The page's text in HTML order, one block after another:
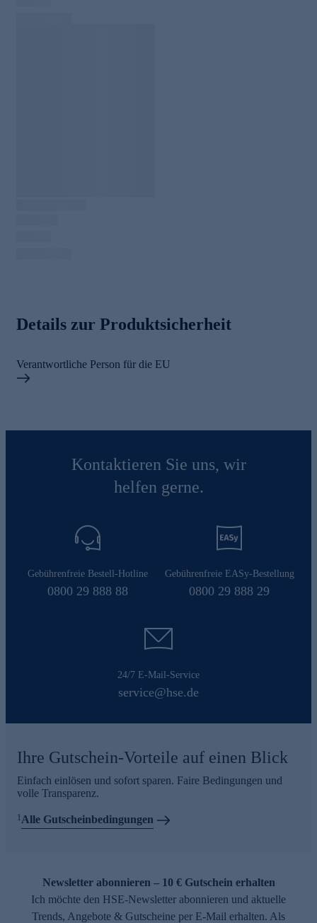
Details zur Produktsicherheit
Verantwortliche Person für die EU
Kontaktieren Sie uns, wir
helfen gerne.
Gebührenfreie Bestell-Hotline
0800 29 888 88
Gebührenfreie EASy-Bestellung
0800 29 888 29
24/7 E-Mail-Service
service@hse.de
Ihre Gutschein-Vorteile auf einen Blick
Einfach einlösen und sofort sparen. Faire Bedingungen und
volle Transparenz.
1 Alle Gutscheinbedingungen
Newsletter abonnieren – 10 € Gutschein erhalten
Ich möchte den HSE-Newsletter abonnieren und aktuelle
Trends, Angebote & Gutscheine per E-Mail erhalten. Als